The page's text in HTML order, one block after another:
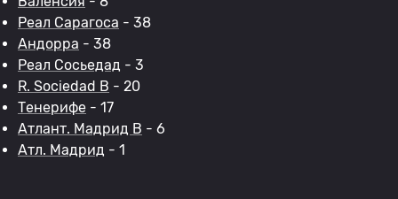
Реал Сарагоса - 38
Андорра - 38
Реал Сосьедад - 3
R. Sociedad B - 20
Тенерифе - 17
Атлант. Мадрид B - 6
Атл. Мадрид - 1